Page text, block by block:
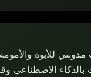
للأبوة
الاصطناعي